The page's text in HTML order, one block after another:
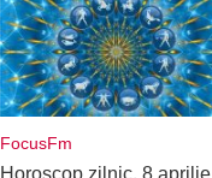
FocusFm
Horoscop zilnic, 8 aprilie